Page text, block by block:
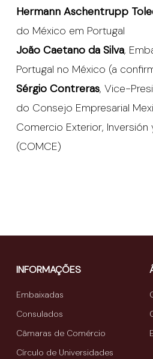
Hermann Aschentrupp
do México em Portugal
João Caetano da Silva,
Portugal no México (a
Sérgio Contreras, Vice-
do Consejo Empresarial
Comercio Exterior, Inversión
(COMCE)
INFORMAÇÕES
Embaixadas
Consulados
Câmaras de Comércio
Círculo de Universidades